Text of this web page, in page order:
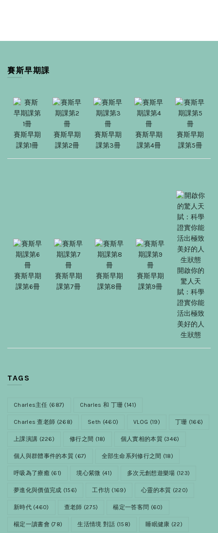
賽斯早期課
賽斯早期
課第1冊
賽斯早期
課第2冊
賽斯早期
課第3冊
賽斯早期
課第4冊
賽斯早期
課第5冊
賽斯早期
課第6冊
賽斯早期
課第7冊
賽斯早期
課第8冊
賽斯早期
課第9冊
開啟你的
驚人天
賦：科學
證實你能
活出極致
美好的人
生狀態
TAGS
Charles主任 (687) Charles 和 丁珊 (141)
Charles 查老師 (268) Seth (460) VLOG (19) 丁珊 (166)
上課演講 (226) 修行之間 (18) 個人實相的本質(346)
個人與群體事件的本質 (67) 全部生命系列修行之間 (18)
呼吸為了療癒 (61) 境心紫微 (41) 多次元創想遊樂場 (123)
夢進化與價值完成 (156) 工作坊 (169) 心靈的本質 (220)
新時代(460) 查老師 (275) 楊定一答客問 (60)
楊定一讀書會 (78) 生活情境 對話 (158) 睡眠健康 (22)